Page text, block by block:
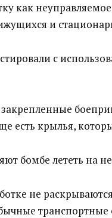
как
и
с
есть крылья,
бомбе лететь на
не
транспортные